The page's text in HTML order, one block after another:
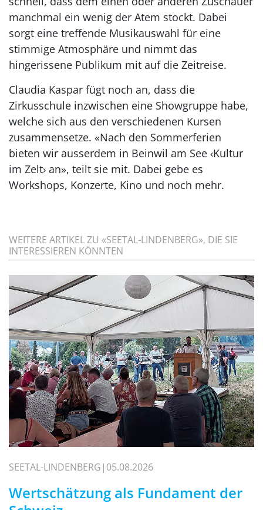
manchmal ein wenig der Atem stockt. Dabei
sorgt eine treffende Musikauswahl für eine
stimmige Atmosphäre und nimmt das
hingerissene Publikum mit auf die Zeitreise.
Claudia Kaspar fügt noch an, dass die
Zirkusschule inzwischen eine Showgruppe habe,
welche sich aus den verschiedenen Kursen
zusammensetze. «Nach den Sommerferien
bieten wir ausserdem in Beinwil am See ‹Kultur
im Zelt› an», teilt sie mit. Dabei gebe es
Workshops, Konzerte, Kino und noch mehr.
WEITERE ARTIKEL ZU «SEETAL-LINDENBERG», DIE SIE
INTERESSIEREN KÖNNTEN
SEETAL-LINDENBERG 05.08.2026
Wertschätzung als Fundament der